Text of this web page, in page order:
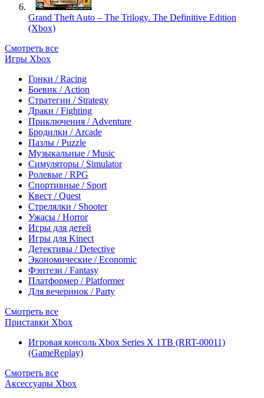
Grand Theft Auto – The Trilogy. The Definitive Edition
(Xbox)
Смотреть все
Игры Xbox
Гонки / Racing
Боевик / Action
Стратегии / Strategy
Драки / Fighting
Приключения / Adventure
Бродилки / Arcade
Пазлы / Puzzle
Музыкальные / Music
Симуляторы / Simulator
Ролевые / RPG
Спортивные / Sport
Квест / Quest
Стрелялки / Shooter
Ужасы / Horror
Игры для детей
Игры для Kinect
Детективы / Detective
Экономические / Economic
Фэнтези / Fantasy
Платформер / Platformer
Для вечеринок / Party
Смотреть все
Приставки Xbox
Игровая консоль Xbox Series X 1TB (RRT-00011)
(GameReplay)
Смотреть все
Аксессуары Xbox